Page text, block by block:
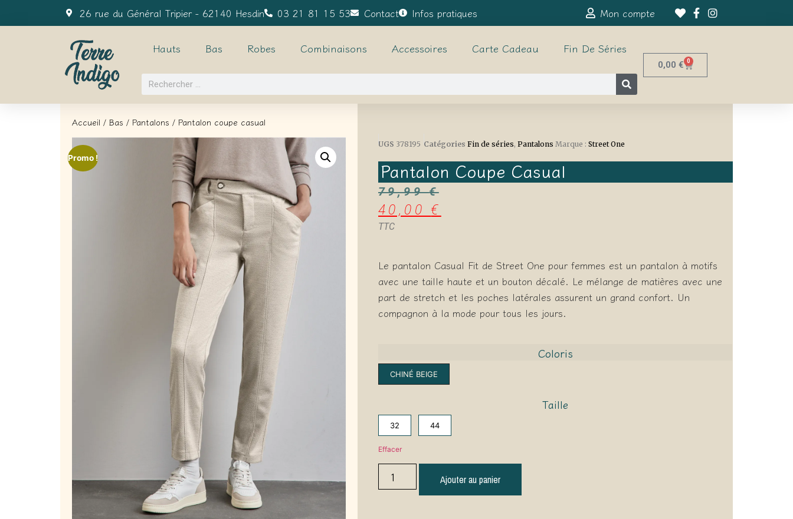
26 rue du Général Tripier - 62140 Hesdin 03 21 81 15 53 Contact Infos pratiques Mon compte
Hauts Bas Robes Combinaisons Accessoires Carte Cadeau Fin De Séries
0,00 € 0
Accueil / Bas / Pantalons / Pantalon coupe casual
Promo !
UGS 378195 Catégories Fin de séries, Pantalons Marque : Street One
Pantalon Coupe Casual
79,99€
40,00€
TTC
Le pantalon Casual Fit de Street One pour femmes est un pantalon à motifs
avec une taille haute et un bouton décalé. Le mélange de matières avec une
part de stretch et les poches latérales assurent un grand confort. Un
compagnon à la mode pour tous les jours.
Coloris
CHINÉ BEIGE
Taille
32 44
Effacer
Ajouter au panier